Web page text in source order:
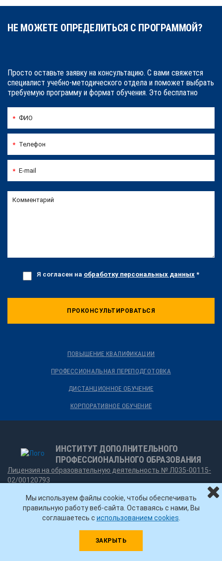
НЕ МОЖЕТЕ ОПРЕДЕЛИТЬСЯ С ПРОГРАММОЙ?
Просто оставьте заявку на консультацию. С вами свяжется
специалист учебно-методического отдела и поможет выбрать
требуемую программу и формат обучения. Это бесплатно
* ФИО
* Телефон
* E-mail
Комментарий
Я согласен на обработку персональных данных *
ПРОКОНСУЛЬТИРОВАТЬСЯ
ПОВЫШЕНИЕ КВАЛИФИКАЦИИ
ПРОФЕССИОНАЛЬНАЯ ПЕРЕПОДГОТОВКА
ДИСТАНЦИОННОЕ ОБУЧЕНИЕ
КОРПОРАТИВНОЕ ОБУЧЕНИЕ
ИНСТИТУТ ДОПОЛНИТЕЛЬНОГО
ПРОФЕССИОНАЛЬНОГО ОБРАЗОВАНИЯ
Лицензия на образовательную деятельность № Л035-00115-
02/00120793
ИНН: 0277006179
ИНН: 027701001
Контакты
Мы используем файлы cookie, чтобы обеспечивать
правильную работу веб-сайта. Оставаясь с нами, Вы
соглашаетесь с использованием cookies
ЗАКРЫТЬ